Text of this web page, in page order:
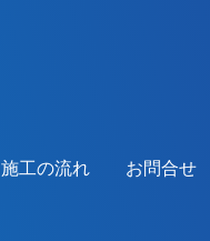
施工の流れ お問合せ